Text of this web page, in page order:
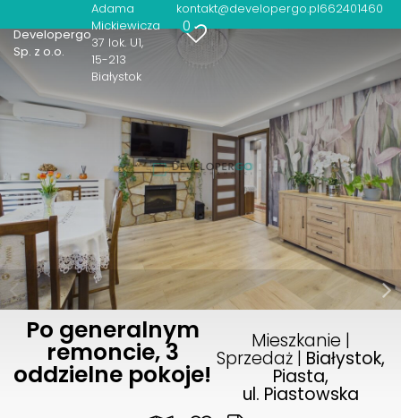
Developergo
Sp. z o.o.
Adama
Mickiewicza
37 lok. U1
15-213
Białystok
kontakt@developergo.pl662401460
0
Po generalnym
remoncie, 3
oddzielne pokoje!
Mieszkanie |
Sprzedaż | Białystok,
Piasta,
ul. Piastowska